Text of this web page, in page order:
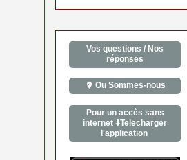
Vos questions / Nos
réponses
Ou Sommes-nous
Pour un accès sans
internet ⬇️Telecharger
l'application